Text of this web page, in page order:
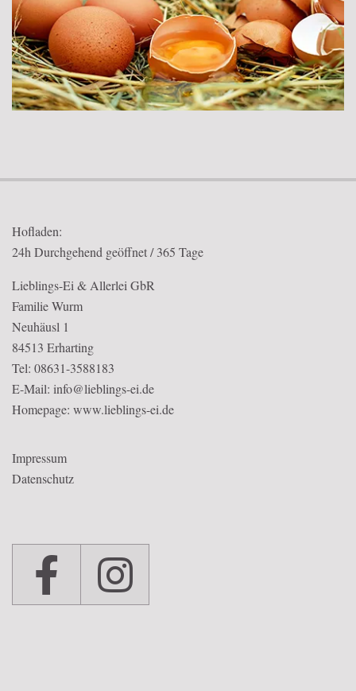
Hofladen:
24h Durchgehend geöffnet / 365 Tage
Lieblings-Ei & Allerlei GbR
Familie Wurm
Neuhäusl 1
84513 Erharting
Tel: 08631-3588183
E-Mail: info@lieblings-ei.de
Homepage: www.lieblings-ei.de
Impressum
Datenschutz